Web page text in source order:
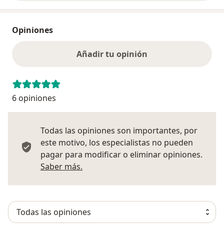
Opiniones
Añadir tu opinión
6 opiniones
Todas las opiniones son importantes, por
este motivo, los especialistas no pueden
pagar para modificar o eliminar opiniones.
Saber más.